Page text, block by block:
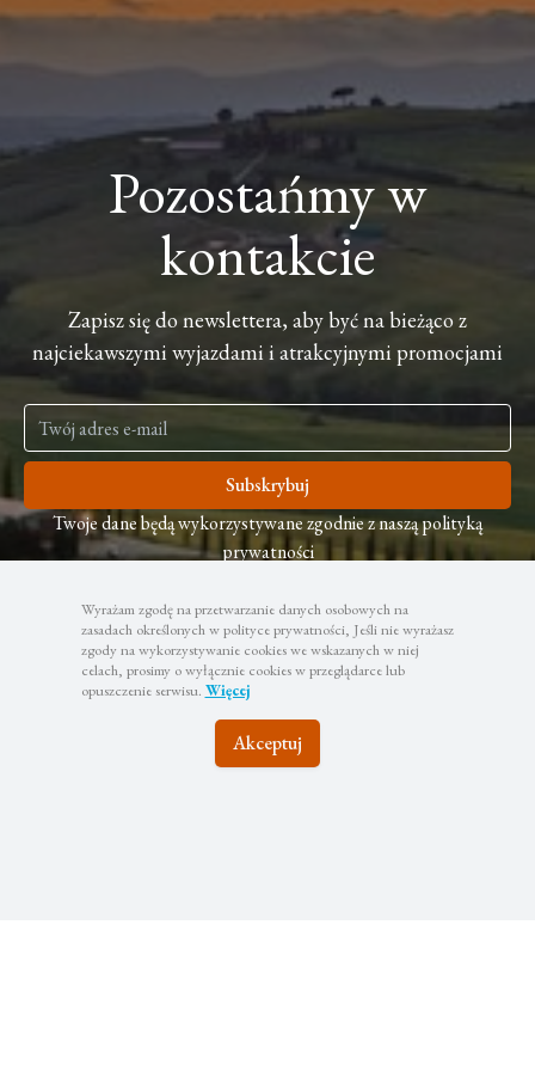
Wyrażam zgodę na przetwarzanie danych osobowych na
zasadach określonych w polityce prywatności, Jeśli nie wyrażasz
zgody na wykorzystywanie cookies we wskazanych w niej
celach, prosimy o wyłącznie cookies w przeglądarce lub
opuszczenie serwisu. Więcej
Akceptuj
Pozostańmy w
kontakcie
Zapisz się do newslettera, aby być na bieżąco z
najciekawszymi wyjazdami i atrakcyjnymi promocjami
Subskrybuj
Twoje dane będą wykorzystywane zgodnie z naszą polityką
prywatności